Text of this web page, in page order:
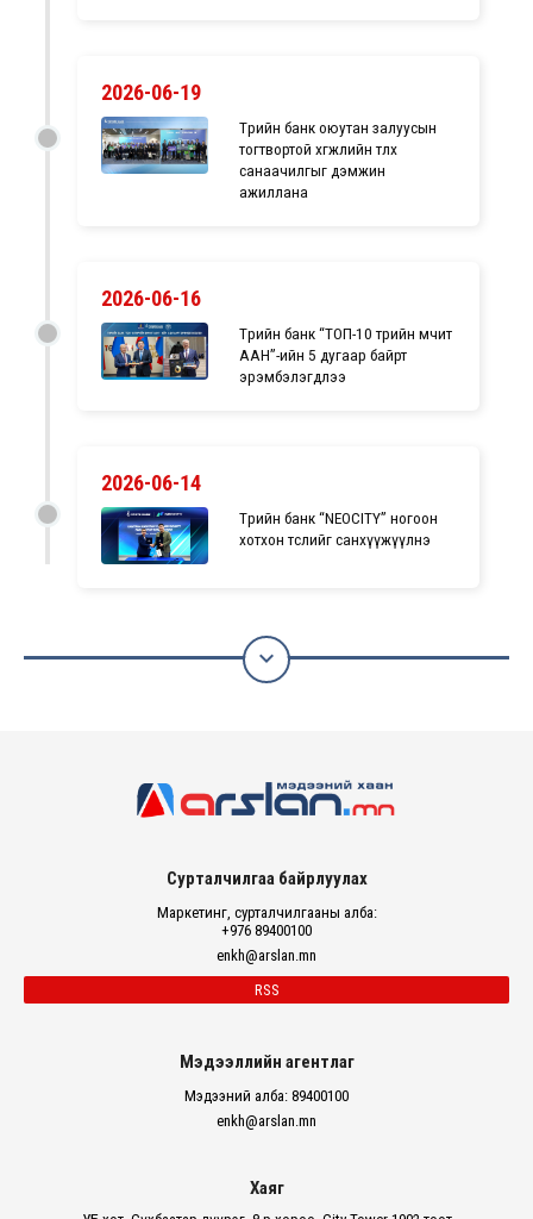
2026-06-19
Төрийн банк оюутан залуусын
тогтвортой хөгжлийн төлөөх
санаачилгыг дэмжин
ажиллана
2026-06-16
Төрийн банк “ТОП-10 төрийн өмчит
ААН”-ийн 5 дугаар байрт
эрэмбэлэгдлээ
2026-06-14
Төрийн банк “NEOCITY” ногоон
хотхон төслийг санхүүжүүлнэ

Сурталчилгаа байрлуулах
Маркетинг, сурталчилгааны алба:
+976 89400100
enkh@arslan.mn
RSS
Мэдээллийн агентлаг
Мэдээний алба: 89400100
enkh@arslan.mn
Хаяг